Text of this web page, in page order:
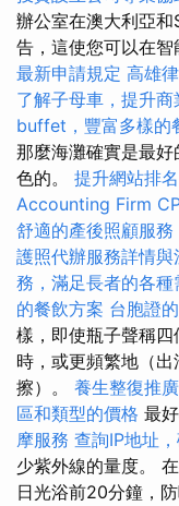
辦公室在澳大利亞
告，這使您可以在智
最新申請規定 高雄
了解子母車，提升
buffet，豐富多樣的
那麼海灘確實是最
色的。 提升網站排
Accounting Firm
舒適的產後照顧服務
護照代辦服務詳情與
務，滿足長者的各種
的餐飲方案 台胞證
樣，即使瓶子聲稱
時，或更頻繁地（
擦）。 養生整復推
區和類型的價格 最
摩服務 查詢IP地址
少紫外線的量度。
日光浴前20分鐘，